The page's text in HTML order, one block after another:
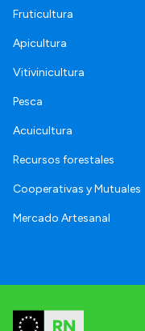
Fruticultura
Apicultura
Vitivinicultura
Pesca
Acuicultura
Recursos forestales
Cooperativas y Mutuales
Mercado Artesanal